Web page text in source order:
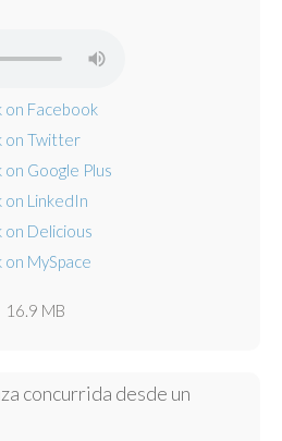
16.9 MB
concurrida desde un